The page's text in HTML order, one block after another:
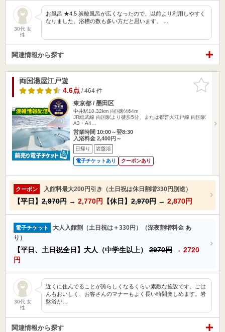
30代 女
性
お風呂 ★4.5 炭酸風呂が広くなったので、以前より利用しやすく
なりました。浴槽の数も多い方だと思います。 …
関連情報から探す
お気に入
りに追加
両国湯屋江戸遊
4.6点/ 464 件
東京都 / 墨田区
中井駅10.32km 両国駅464m
JR総武線 両国駅より徒歩5分、または都営大江戸線 両国駅
A3・A4…
営業時間 10:00～翌8:30
入浴料金 2,400円～
日帰り 岩盤浴
電子チケットあり クーポンあり
クーポン 入館料最大200円引き（土日祝は休日割増330円別途）
【平日】 2,970円 → 2,770円 【休日】 2,970円 → 2,870円
電子チケット
大人入館割（土日祝は＋330円）（深夜割増料金 あ
り）
【平日、土日祝全日】大人（中学生以上） 2970円 → 2720
円
30代 女
性
近くに住んでることが誇らしくなるくらい素敵な施設です。ごは
んもおいしく、お客さんのマナーもよく長い時間楽しめます。岩
盤浴が…
関連情報から探す